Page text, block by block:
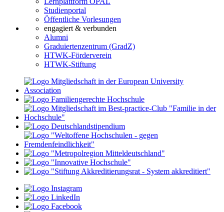
Studienportal
Öffentliche Vorlesungen
engagiert & verbunden
Alumni
Graduiertenzentrum (GradZ)
HTWK-Förderverein
HTWK-Stiftung